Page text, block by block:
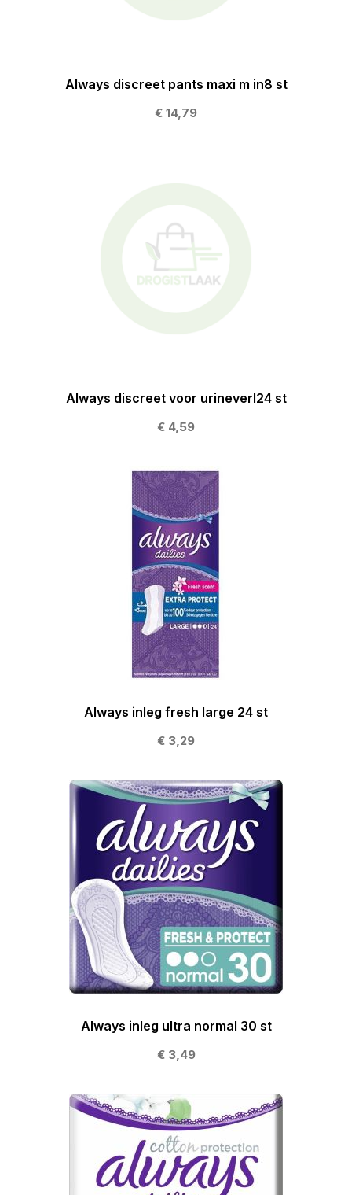
Always discreet pants maxi m in8 st
€ 14,79
Always discreet voor urineverl24 st
€ 4,59
Always inleg fresh large 24 st
€ 3,29
Always inleg ultra normal 30 st
€ 3,49